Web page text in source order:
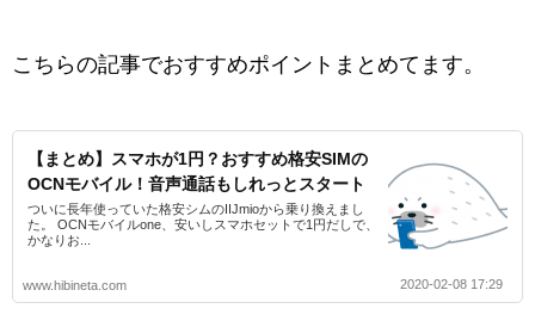
こちらの記事でおすすめポイントまとめてます。
【まとめ】スマホが1円？おすすめ格安SIMの
OCNモバイル！音声通話もしれっとスタート
ついに長年使っていた格安シムのIIJmioから乗り換えまし
た。 OCNモバイルone、安いしスマホセットで1円だしで、
かなりお...
www.hibineta.com 2020-02-08 17:29